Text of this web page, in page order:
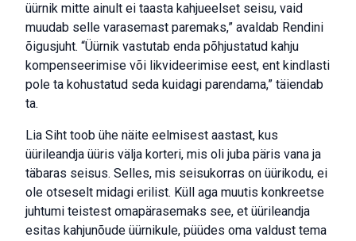
üürnik mitte ainult ei taasta kahjueelset seisu, vaid
muudab selle varasemast paremaks,” avaldab Rendini
õigusjuht. “Üürnik vastutab enda põhjustatud kahju
kompenseerimise või likvideerimise eest, ent kindlasti
pole ta kohustatud seda kuidagi parendama,” täiendab
ta.
Lia Siht toob ühe näite eelmisest aastast, kus
üürileandja üüris välja korteri, mis oli juba päris vana ja
täbaras seisus. Selles, mis seisukorras on üürikodu, ei
ole otseselt midagi erilist. Küll aga muutis konkreetse
juhtumi teistest omapärasemaks see, et üürileandja
esitas kahjunõude üürnikule, püüdes oma valdust tema